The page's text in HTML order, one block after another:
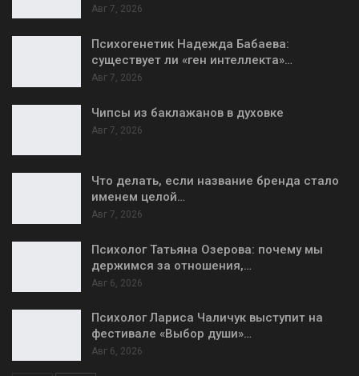
Авг 7, 2026
Психогенетик Надежда Бабаева:
существует ли «ген интеллекта»…
Авг 7, 2026
Чипсы из баклажанов в духовке
Авг 7, 2026
Что делать, если название бренда стало
именем целой…
Авг 7, 2026
Психолог Татьяна Озерова: почему мы
держимся за отношения,…
Авг 6, 2026
Психолог Лариса Чаличук выступит на
фестивале «Выбор души»…
Авг 6, 2026